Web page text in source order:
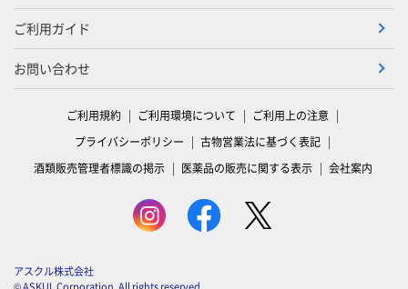
ご利用ガイド
お問い合わせ
ご利用規約 ご利用環境について
ご利用上の注意
プライバシーポリシー
古物営業法に基づく表記
酒類販売管理者標識の掲示
医薬品の販売に関する表示 会社案内
アスクル株式会社